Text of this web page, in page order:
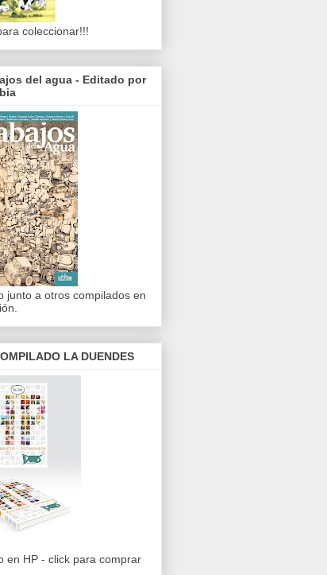
coleccionar!!!
del agua - Editado por
junto a otros compilados en
LA DUENDES
en HP - click para comprar